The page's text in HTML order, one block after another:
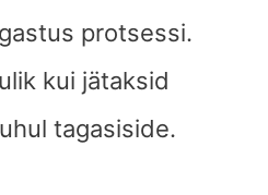
protsessi.
kui jätaksid
tagasiside.